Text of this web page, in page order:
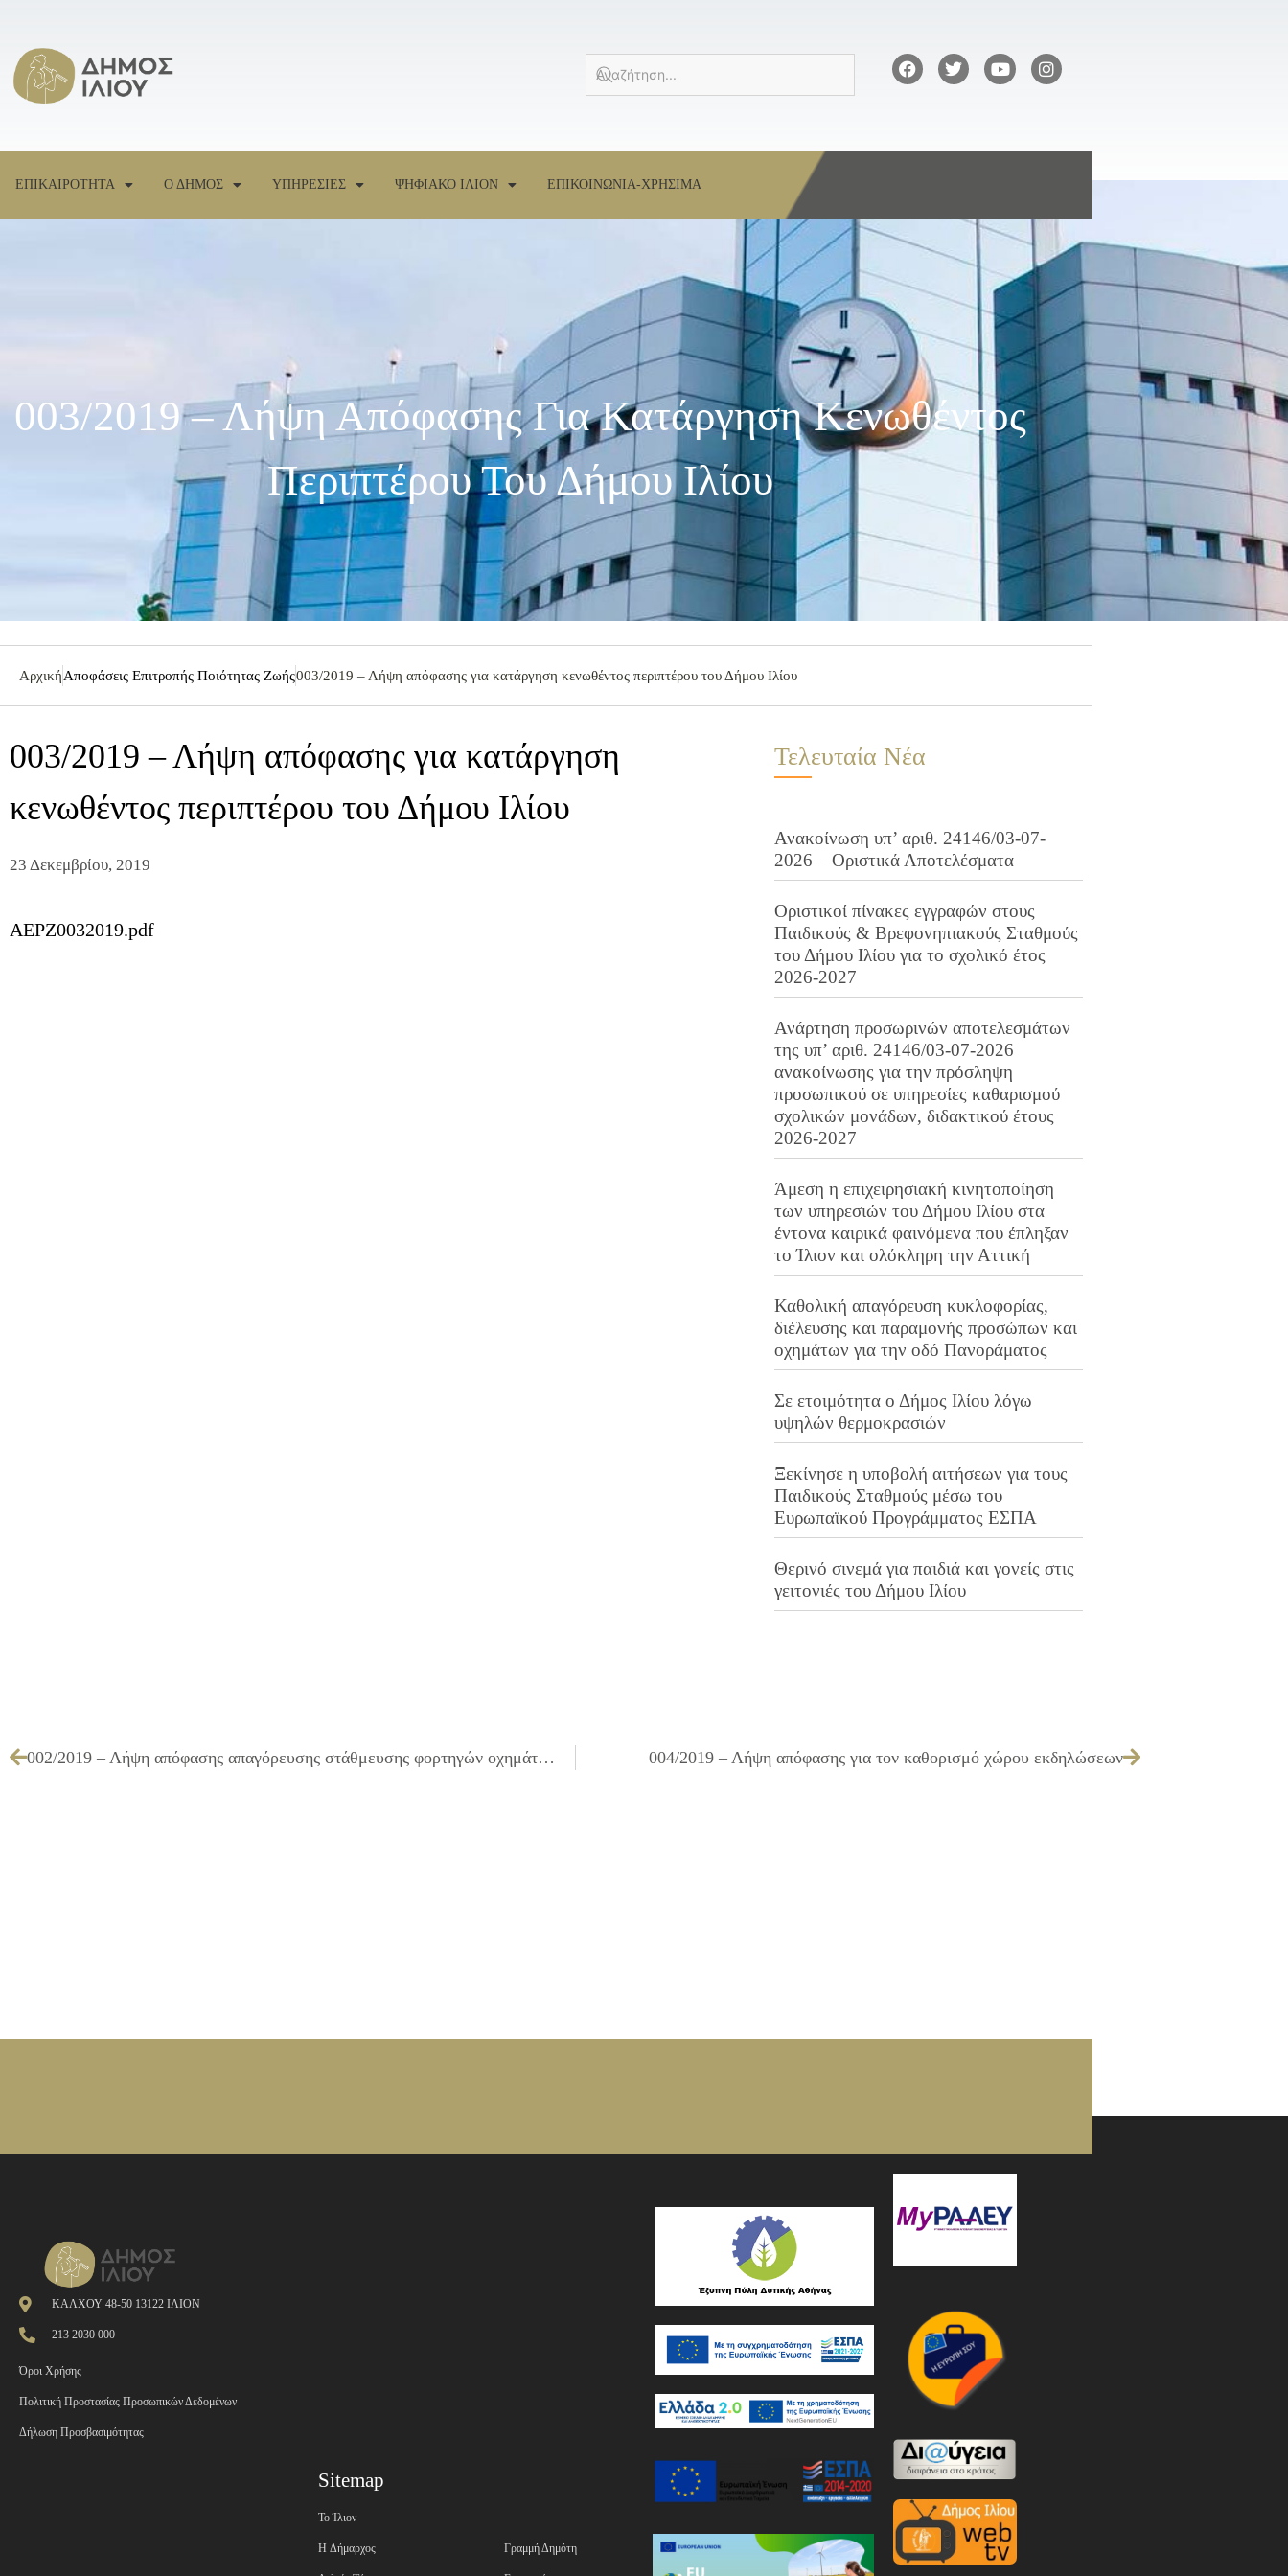
ΕΠΙΚΑΙΡΟΤΗΤΑ Ο ΔΗΜΟΣ ΥΠΗΡΕΣΙΕΣ ΨΗΦΙΑΚΟ ΙΛΙΟΝ ΕΠΙΚΟΙΝΩΝΙΑ-ΧΡΗΣΙΜΑ
003/2019 – Λήψη Απόφασης Για Κατάργηση Κενωθέντος
Περιπτέρου Του Δήμου Ιλίου
ΑρχικήΑποφάσεις Επιτροπής Ποιότητας Ζωής003/2019 – Λήψη απόφασης για κατάργηση κενωθέντος περιπτέρου του Δήμου Ιλίου
003/2019 – Λήψη απόφασης για κατάργηση
κενωθέντος περιπτέρου του Δήμου Ιλίου
23 Δεκεμβρίου, 2019
AEPZ0032019.pdf
Τελευταία Νέα
Ανακοίνωση υπ’ αριθ. 24146/03-07-
2026 – Οριστικά Αποτελέσματα
Οριστικοί πίνακες εγγραφών στους
Παιδικούς & Βρεφονηπιακούς Σταθμούς
του Δήμου Ιλίου για το σχολικό έτος
2026-2027
Ανάρτηση προσωρινών αποτελεσμάτων
της υπ’ αριθ. 24146/03-07-2026
ανακοίνωσης για την πρόσληψη
προσωπικού σε υπηρεσίες καθαρισμού
σχολικών μονάδων, διδακτικού έτους
2026-2027
Άμεση η επιχειρησιακή κινητοποίηση
των υπηρεσιών του Δήμου Ιλίου στα
έντονα καιρικά φαινόμενα που έπληξαν
το Ίλιον και ολόκληρη την Αττική
Καθολική απαγόρευση κυκλοφορίας,
διέλευσης και παραμονής προσώπων και
οχημάτων για την οδό Πανοράματος
Σε ετοιμότητα ο Δήμος Ιλίου λόγω
υψηλών θερμοκρασιών
Ξεκίνησε η υποβολή αιτήσεων για τους
Παιδικούς Σταθμούς μέσω του
Ευρωπαϊκού Προγράμματος ΕΣΠΑ
Θερινό σινεμά για παιδιά και γονείς στις
γειτονιές του Δήμου Ιλίου
002/2019 – Λήψη απόφασης απαγόρευσης στάθμευσης φορτηγών οχημάτων άνω του 1.0 τόνου και στο υπόλοιπο διανοιχθέν τμήμα της οδού Κηφισού (από οδό Δραγουμάνου έως την οδό Ρουβικώνος Φλέβας) 004/2019 – Λήψη απόφασης για τον καθορισμό χώρου εκδηλώσεων
ΚΑΛΧΟΥ 48-50 13122 ΙΛΙΟΝ
213 2030 000
Όροι Χρήσης
Πολιτική Προστασίας Προσωπικών Δεδομένων
Δήλωση Προσβασιμότητας
Sitemap
Το Ίλιον
H Δήμαρχος Γραμμή Δημότη